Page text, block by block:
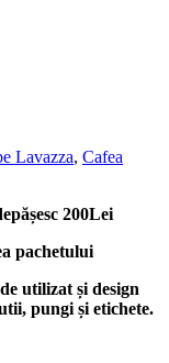
Lavazza, Cafea
200Lei
pachetului
utilizat și design
pungi și etichete.